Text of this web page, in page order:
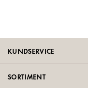
KUNDSERVICE
SORTIMENT